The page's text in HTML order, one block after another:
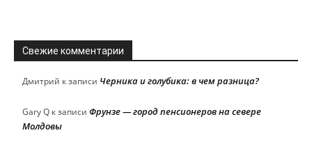
Свежие комментарии
Дмитрий к записи Черника и голубика: в чем разница?
Gary Q к записи Фрунзе — город пенсионеров на севере
Молдовы